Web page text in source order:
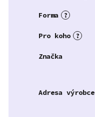
?
Forma
?
Pro koho
Značka
Adresa výrobce